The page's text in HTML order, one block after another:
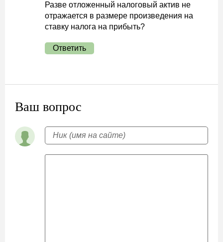
Разве отложенный налоговый актив не
отражается в размере произведения на
ставку налога на прибыть?
Ответить
Ваш вопрос